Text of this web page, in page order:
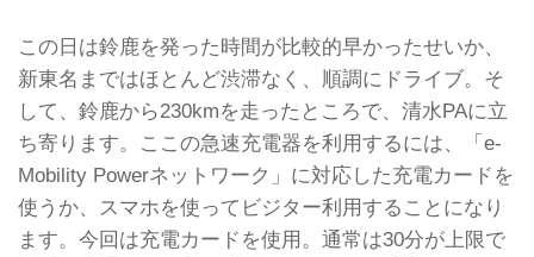
この日は鈴鹿を発った時間が比較的早かったせいか、
新東名まではほとんど渋滞なく、順調にドライブ。そ
して、鈴鹿から230kmを走ったところで、清水PAに立
ち寄ります。ここの急速充電器を利用するには、「e-
Mobility Powerネットワーク」に対応した充電カードを
使うか、スマホを使ってビジター利用することになり
ます。今回は充電カードを使用。通常は30分が上限で